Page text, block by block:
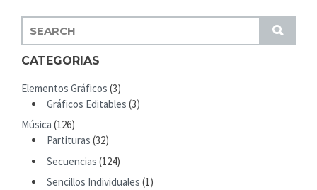
S
U
E
A
C
F
CATEGORIAS
Elementos Gráficos (3)
Gráficos Editables (3)
Música (126)
Partituras (32)
Secuencias (124)
Sencillos Individuales (1)